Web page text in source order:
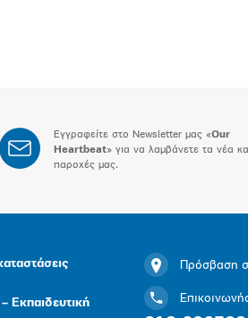
Εγγραφείτε στο Newsletter μας «Our
Heartbeat» για να λαμβάνετε τα νέα
παροχές μας.
Εκπαιδευτική
Πρόσβαση